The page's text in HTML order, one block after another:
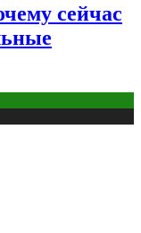
сейчас